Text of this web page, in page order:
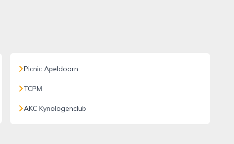
Picnic Apeldoorn
TCPM
AKC Kynologenclub